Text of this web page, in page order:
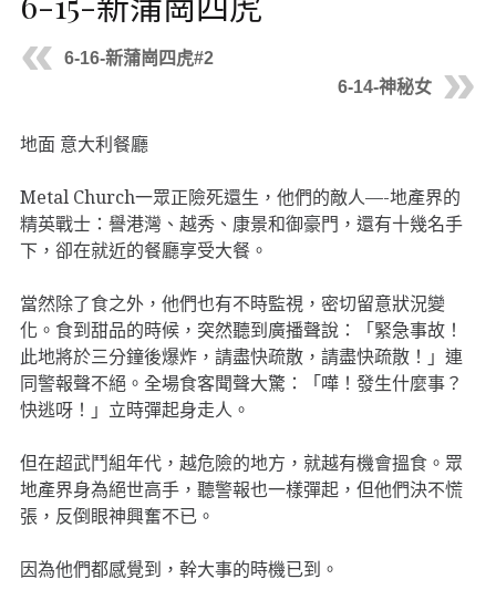
6-16-新蒲崗四虎#2
6-14-神秘女
地面 意大利餐廳
Metal Church一眾正險死還生，他們的敵人—-地產界的
精英戰士：譽港灣、越秀、康景和御豪門，還有十幾名手
下，卻在就近的餐廳享受大餐。
當然除了食之外，他們也有不時監視，密切留意狀況變
化。食到甜品的時候，突然聽到廣播聲說：「緊急事故！
此地將於三分鐘後爆炸，請盡快疏散，請盡快疏散！」連
同警報聲不絕。全場食客聞聲大驚：「嘩！發生什麼事？
快逃呀！」立時彈起身走人。
但在超武鬥組年代，越危險的地方，就越有機會搵食。眾
地產界身為絕世高手，聽警報也一樣彈起，但他們決不慌
張，反倒眼神興奮不已。
因為他們都感覺到，幹大事的時機已到。